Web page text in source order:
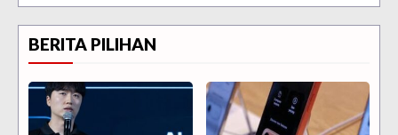
BERITA PILIHAN